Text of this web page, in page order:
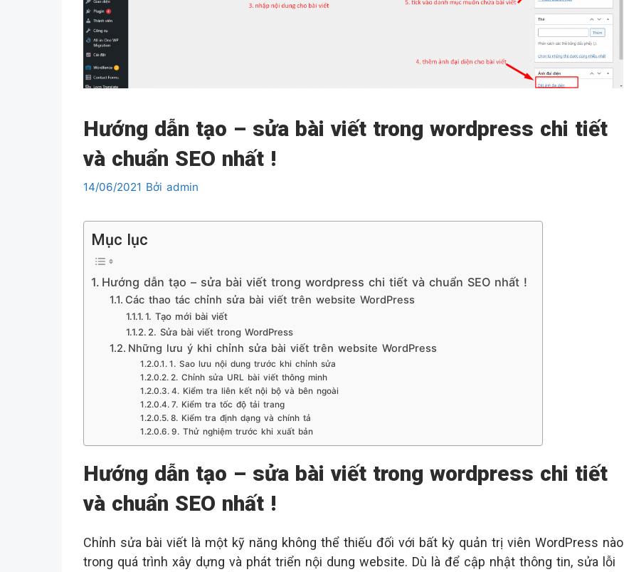
Hướng dẫn tạo – sửa bài viết trong wordpress chi tiết
và chuẩn SEO nhất !
14/06/2021 Bởi admin
Mục lục
Hướng dẫn tạo – sửa bài viết trong wordpress chi tiết và chuẩn SEO nhất !
Các thao tác chỉnh sửa bài viết trên website WordPress
1. Tạo mới bài viết
2. Sửa bài viết trong WordPress
Những lưu ý khi chỉnh sửa bài viết trên website WordPress
1. Sao lưu nội dung trước khi chỉnh sửa
2. Chỉnh sửa URL bài viết thông minh
4. Kiểm tra liên kết nội bộ và bên ngoài
7. Kiểm tra tốc độ tải trang
8. Kiểm tra định dạng và chính tả
9. Thử nghiệm trước khi xuất bản
Hướng dẫn tạo – sửa bài viết trong wordpress chi tiết
và chuẩn SEO nhất !
Chỉnh sửa bài viết là một kỹ năng không thể thiếu đối với bất kỳ quản trị viên WordPress nào
trong quá trình xây dựng và phát triển nội dung website. Dù là để cập nhật thông tin, sửa lỗi